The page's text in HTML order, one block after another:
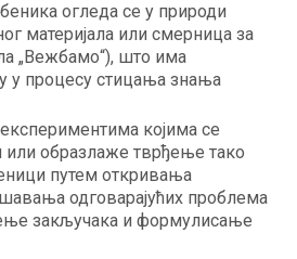
огледа се у природи
материјала или смерница за
„Вежбамо“), што има
у процесу стицања знања
којима се
или образлаже тврђење тако
путем откривања
одговарајућих проблема
закључака и формулисање